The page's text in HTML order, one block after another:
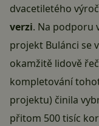
dvacetiletého
verzi. Na podporu
projekt Bulánci se
okamžitě lidově
kompletování
projektu) činila
přitom 500 tisíc